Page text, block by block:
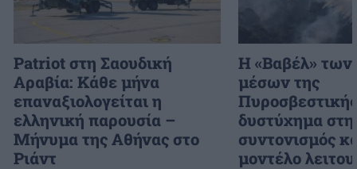
Patriot στη Σαουδική
Αραβία: Κάθε μήνα
επαναξιολογείται η
ελληνική παρουσία –
Μήνυμα της Αθήνας στο
Ριάντ
H «Βαβέλ»
μέσων της
δυστύχημα
συντονισμός
μοντέλο